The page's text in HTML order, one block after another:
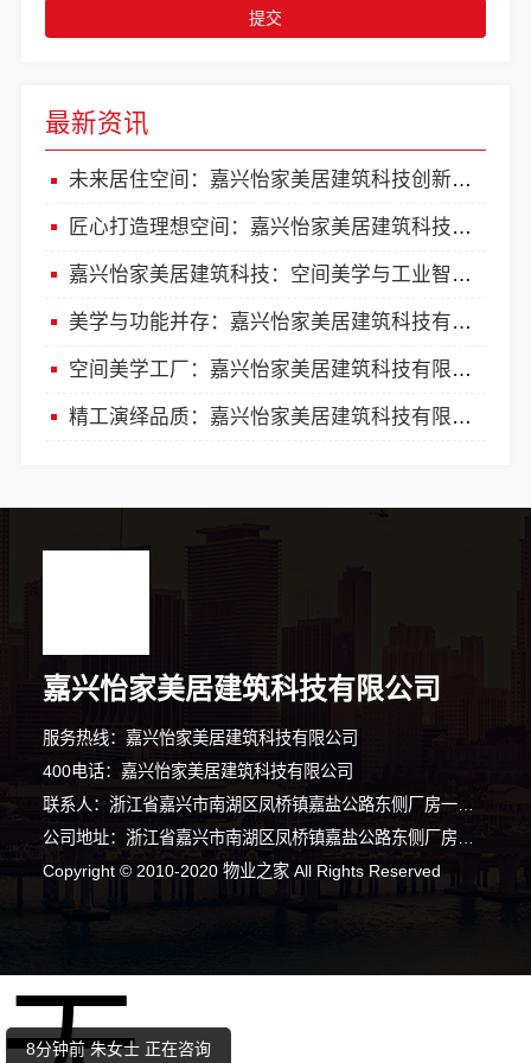
最新资讯
未来居住空间：嘉兴怡家美居建筑科技创新实践
匠心打造理想空间：嘉兴怡家美居建筑科技有限公司
嘉兴怡家美居建筑科技：空间美学与工业智能的完美融合
美学与功能并存：嘉兴怡家美居建筑科技有限公司
空间美学工厂：嘉兴怡家美居建筑科技有限公司
精工演绎品质：嘉兴怡家美居建筑科技有限公司
提交
嘉兴怡家美居建筑科技有限公司
服务热线：嘉兴怡家美居建筑科技有限公司
400电话：嘉兴怡家美居建筑科技有限公司
联系人：浙江省嘉兴市南湖区凤桥镇嘉盐公路东侧厂房一第四层005室
公司地址：浙江省嘉兴市南湖区凤桥镇嘉盐公路东侧厂房一第四层005室
Copyright © 2010-2020 物业之家 All Rights Reserved
8分钟前 朱女士 正在咨询